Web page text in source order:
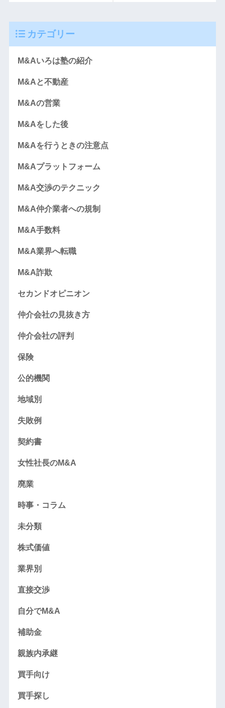
カテゴリー
M&Aいろは塾の紹介
M&Aと不動産
M&Aの営業
M&Aをした後
M&Aを行うときの注意点
M&Aプラットフォーム
M&A交渉のテクニック
M&A仲介業者への規制
M&A手数料
M&A業界へ転職
M&A詐欺
セカンドオピニオン
仲介会社の見抜き方
仲介会社の評判
保険
公的機関
地域別
失敗例
契約書
女性社長のM&A
廃業
時事・コラム
未分類
株式価値
業界別
直接交渉
自分でM&A
補助金
親族内承継
買手向け
買手探し